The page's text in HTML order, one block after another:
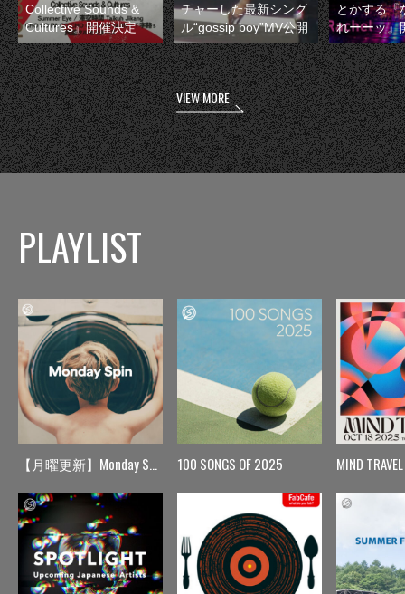
Collective Sounds &
Cultures』開催決定
チャーした最新シング
ル“gossip boy”MV公開
とかする『
れーーッ』
VIEW MORE
PLAYLIST
【月曜更新】Monday Spin 100 SONGS OF 2025 MIND TRAVEL